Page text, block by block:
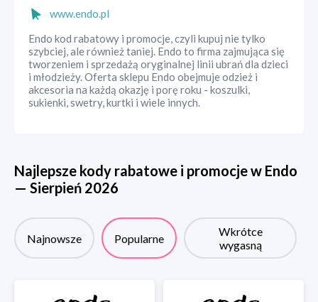
www.endo.pl
Endo kod rabatowy i promocje, czyli kupuj nie tylko
szybciej, ale również taniej. Endo to firma zajmująca się
tworzeniem i sprzedażą oryginalnej linii ubrań dla dzieci
i młodzieży. Oferta sklepu Endo obejmuje odzież i
akcesoria na każdą okazję i porę roku - koszulki,
sukienki, swetry, kurtki i wiele innych.
Najlepsze kody rabatowe i promocje w Endo
— Sierpień 2026
Najnowsze Popularne
Wkrótce
wygasną